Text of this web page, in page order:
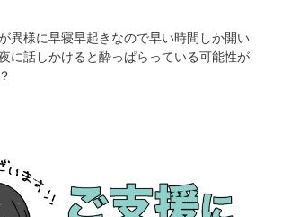
異様に早寝早起きなので早い時間しか開い
話しかけると酔っぱらっている可能性が